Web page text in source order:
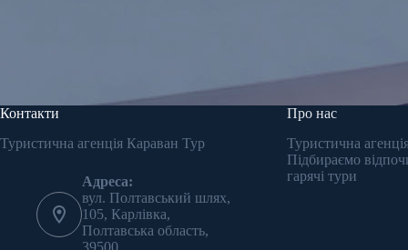
Контакти
Туристична агенція Караван Тур
Адреса:
вул. Полтавський шлях,
105, Карлівка,
Полтавська область,
39500
Про нас
Туристична
Підбираємо
гарячі тури